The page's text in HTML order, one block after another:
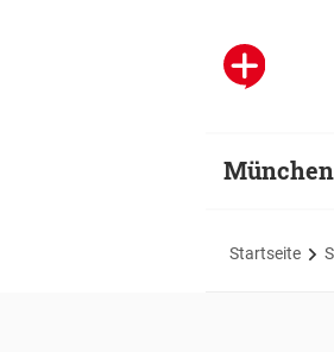
München
Startseite